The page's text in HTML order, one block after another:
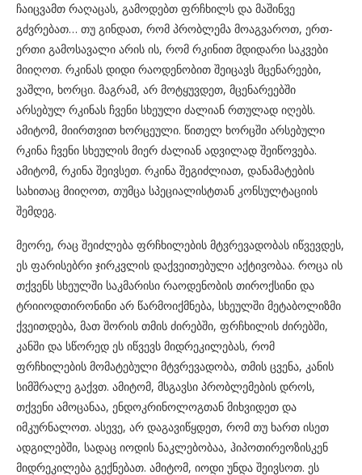
ჩაიცვამთ რაღაცას, გამოდებთ ფრჩხილს და მაშინვე
გძვრებათ… თუ გინდათ, რომ პრობლემა მოაგვაროთ, ერთ-
ერთი გამოსავალი არის ის, რომ რკინით მდიდარი საკვები
მიიღოთ. რკინას დიდი რაოდენობით შეიცავს მცენარეები,
ვაშლი, ხორცი. მაგრამ, არ მოტყუვდეთ, მცენარეებში
არსებულ რკინას ჩვენი სხეული ძალიან რთულად იღებს.
ამიტომ, მიირთვით ხორცეული. წითელ ხორცში არსებული
რკინა ჩვენი სხეულის მიერ ძალიან ადვილად შეიწოვება.
ამიტომ, რკინა შეივსეთ. რკინა შეგიძლიათ, დანამატების
სახითაც მიიღოთ, თუმცა სპეციალისტთან კონსულტაციის
შემდეგ.
მეორე, რაც შეიძლება ფრჩხილების მტვრევადობას იწვევდეს,
ეს ფარისებრი ჯირკვლის დაქვეითებული აქტივობაა. როცა ის
თქვენს სხეულში საკმარისი რაოდენობის თიროქსინი და
ტრიიოდთირონინი არ წარმოიქმნება, სხეულში მეტაბოლიზმი
ქვეითდება, მათ შორის თმის ძირებში, ფრჩხილის ძირებში,
კანში და სწორედ ეს იწვევს მიდრეკილებას, რომ
ფრჩხილების მომატებული მტვრევადობა, თმის ცვენა, კანის
სიმშრალე გაქვთ. ამიტომ, მსგავსი პრობლემების დროს,
თქვენი ამოცანაა, ენდოკრინოლოგთან მიხვიდეთ და
იმკურნალოთ. ასევე, არ დაგავიწყდეთ, რომ თუ ხართ ისეთ
ადგილებში, სადაც იოდის ნაკლებობაა, ჰიპოთირეოზისკენ
მიდრეკილება გექნებათ. ამიტომ, იოდი უნდა შეივსოთ. ეს